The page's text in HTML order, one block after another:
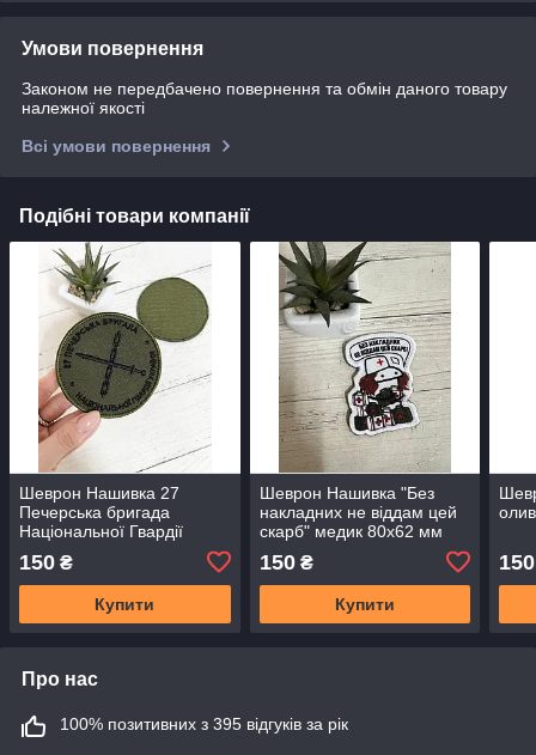
Умови повернення
Законом не передбачено повернення та обмін даного товару
належної якості
Всі умови повернення
Подібні товари компанії
Шеврон Нашивка 27
Печерська бригада
Національної Гвардії
150 ₴
Купити
Шеврон Нашивка "Без
накладних не віддам цей
скарб" медик 80х62 мм
150₴
Купити
150
Про нас
100% позитивних з 395 відгуків за рік